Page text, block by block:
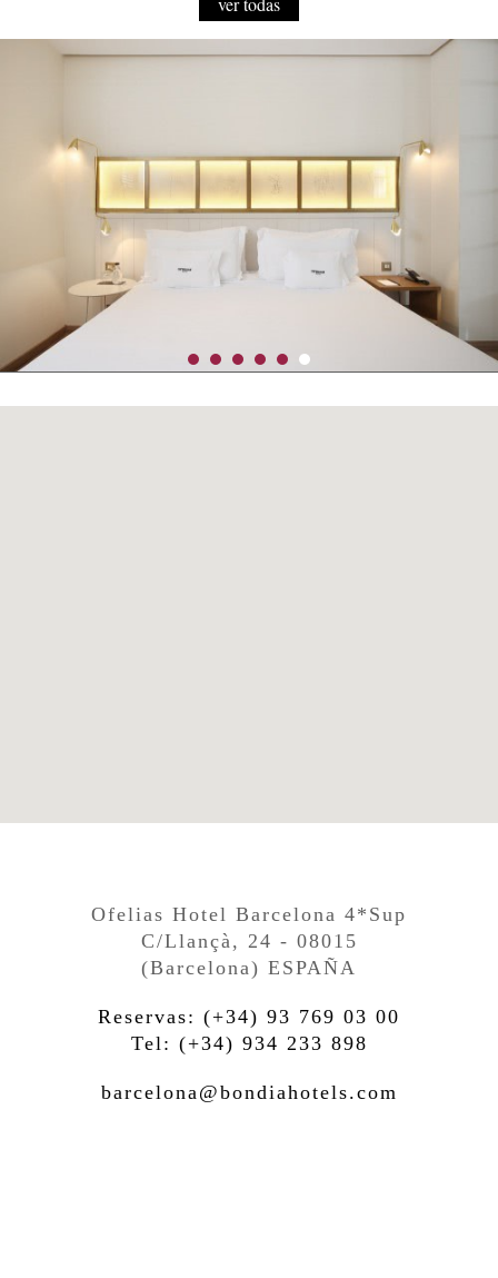
Ofelias Hotel Barcelona 4*Sup
C/Llançà, 24 - 08015
(Barcelona) ESPAÑA
Reservas: (+34) 93 769 03 00
Tel: (+34) 934 233 898
barcelona@bondiahotels.com